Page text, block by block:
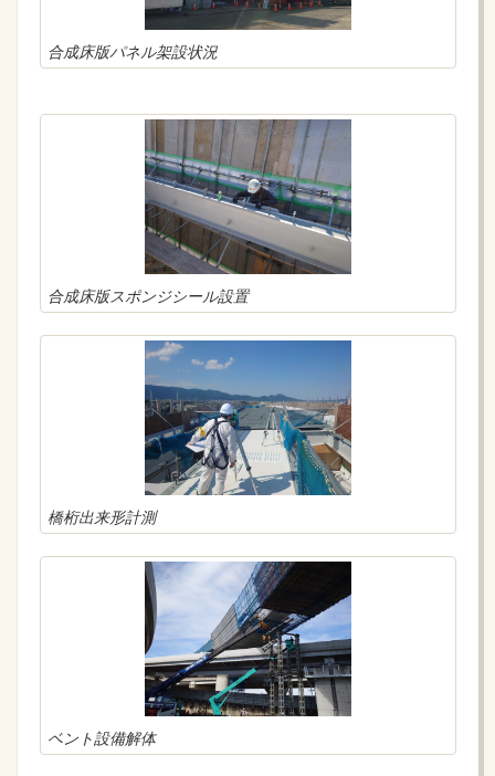
合成床版パネル架設状況
合成床版スポンジシール設置
橋桁出来形計測
ベント設備解体